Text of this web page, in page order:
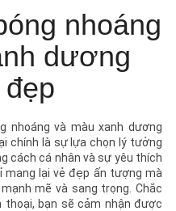
nhoáng
dương
nhoáng và màu xanh dương
chính là sự lựa chọn lý tưởng
cách cá nhân và sự yêu thích
mang lại vẻ đẹp ấn tượng mà
mẽ và sang trọng. Chắc
thoại, bạn sẽ cảm nhận được